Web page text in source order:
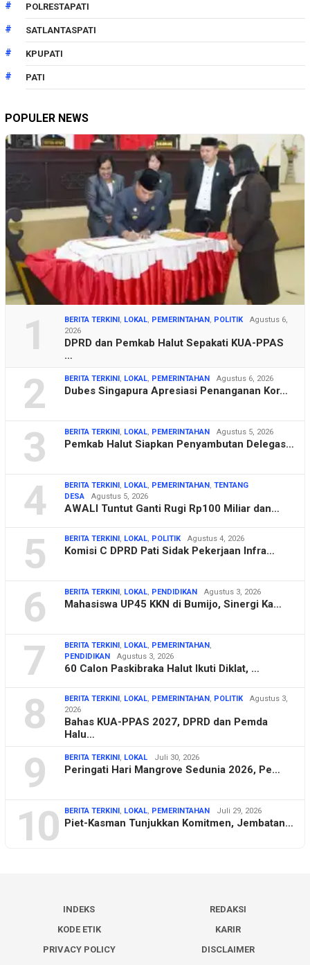
POLRESTAPATI
SATLANTASPATI
KPUPATI
PATI
POPULER NEWS
1 BERITA TERKINI LOKAL PEMERINTAHAN POLITIK
Agustus 6,
2026
DPRD dan Pemkab Halut Sepakati KUA-PPAS
…
2 BERITA TERKINI LOKAL PEMERINTAHAN Agustus 6, 2026
Dubes Singapura Apresiasi Penanganan Kor…
3 BERITA TERKINI LOKAL PEMERINTAHAN Agustus 5, 2026
Pemkab Halut Siapkan Penyambutan Delegas…
4 BERITA TERKINI LOKAL PEMERINTAHAN TENTANG
DESA
Agustus 5, 2026
AWALI Tuntut Ganti Rugi Rp100 Miliar dan…
5 BERITA TERKINI LOKAL POLITIK Agustus 4, 2026
Komisi C DPRD Pati Sidak Pekerjaan Infra…
6 BERITA TERKINI LOKAL PENDIDIKAN Agustus 3, 2026
Mahasiswa UP45 KKN di Bumijo, Sinergi Ka…
7 BERITA TERKINI LOKAL PEMERINTAHAN
PENDIDIKAN
Agustus 3, 2026
60 Calon Paskibraka Halut Ikuti Diklat, …
8 BERITA TERKINI LOKAL PEMERINTAHAN POLITIK
Agustus 3,
2026
Bahas KUA-PPAS 2027, DPRD dan Pemda
Halu…
9 BERITA TERKINI LOKAL Juli 30, 2026
Peringati Hari Mangrove Sedunia 2026, Pe…
10 BERITA TERKINI LOKAL PEMERINTAHAN Juli 29, 2026
Piet-Kasman Tunjukkan Komitmen, Jembatan…
INDEKS
REDAKSI
KODE ETIK
KARIR
PRIVACY POLICY
DISCLAIMER